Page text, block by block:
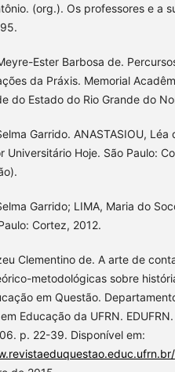
(org.). Os professores e a
Ester Barbosa de.
da Práxis. Memorial
do Estado do Rio Grande do
Garrido. ANASTASIOU,
Universitário Hoje. São Paulo:
Garrido; LIMA, Maria do
Cortez, 2012.
Clementino de. A arte de
metodológicas sobre
em Questão.
Educação da UFRN.
p. 22-39. Disponível em: